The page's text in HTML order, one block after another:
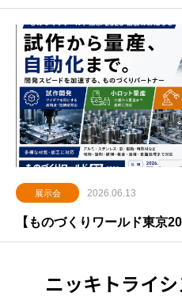
展示会 2026.06.13
【ものづくりワールド東京
ニッキトライ